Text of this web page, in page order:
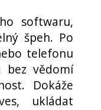
softwaru,
špeh. Po
telefonu
bez vědomí
Dokáže
ukládat